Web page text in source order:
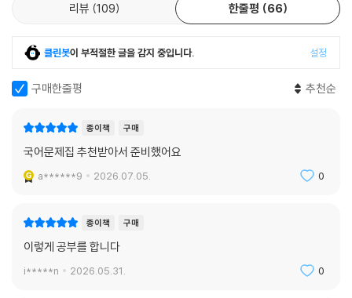
리뷰 109 한줄평 66
클린봇이 부적절한 글을 감지 중입니다. 설정
구매한줄평 추천순
종이책 구매
국어문제집 추천받아서 준비했어요
a******9 2026.07.05. 0
종이책 구매
이렇게 공부를 합니다
i*****n 2026.05.31. 0